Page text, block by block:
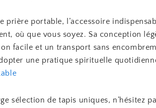
prière portable, l’accessoire
où que vous soyez. Sa conception
facile et un transport sans
une pratique spirituelle
sélection de tapis uniques, n’hésitez